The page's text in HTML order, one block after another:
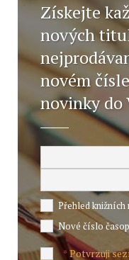
Získejte
nových
novém
novinky do
Přehled knižních
Nové číslo
*Potvrzuji